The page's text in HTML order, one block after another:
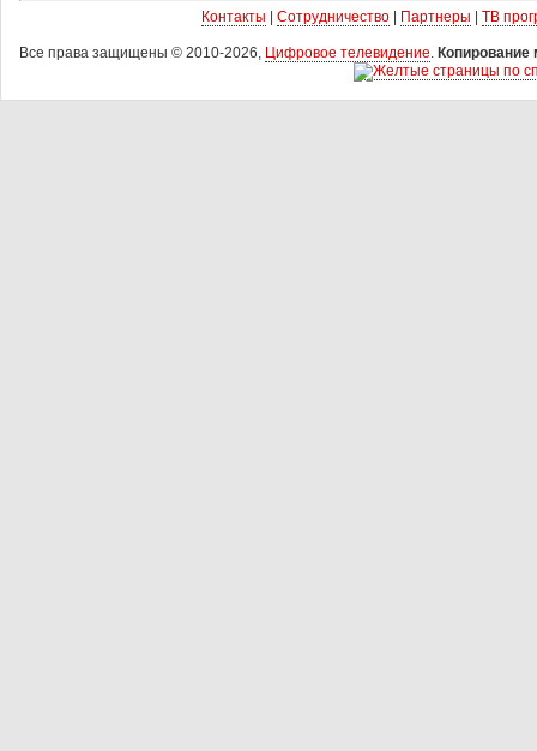
Контакты Сотрудничество| Партнеры ТВ
Все права защищены © 2010-2026, Цифровое телевидение. Копирование